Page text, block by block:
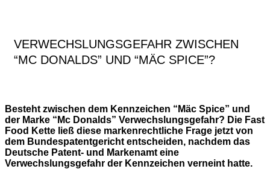
VERWECHSLUNGSGEFAHR ZWISCHEN
“MC DONALDS” UND “MÄC SPICE”?
Besteht zwischen dem Kennzeichen “Mäc Spice” und
der Marke “Mc Donalds” Verwechslungsgefahr? Die Fast
Food Kette ließ diese markenrechtliche Frage jetzt von
dem Bundespatentgericht entscheiden, nachdem das
Deutsche Patent- und Markenamt eine
Verwechslungsgefahr der Kennzeichen verneint hatte.